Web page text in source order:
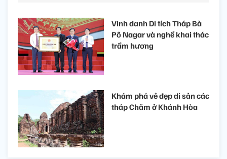
Vinh danh Di tích Tháp Bà
Pô Nagar và nghề khai thác
trầm hương
Khám phá vẻ đẹp di sản các
tháp Chăm ở Khánh Hòa